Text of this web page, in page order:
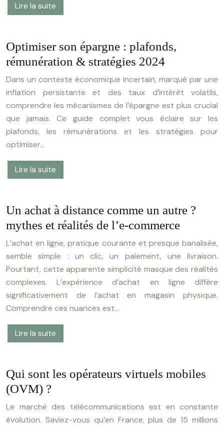
Lire la suite
Optimiser son épargne : plafonds,
rémunération & stratégies 2024
Dans un contexte économique incertain, marqué par une
inflation persistante et des taux d’intérêt volatils,
comprendre les mécanismes de l’épargne est plus crucial
que jamais. Ce guide complet vous éclaire sur les
plafonds, les rémunérations et les stratégies pour
optimiser…
Lire la suite
Un achat à distance comme un autre ?
mythes et réalités de l’e-commerce
L’achat en ligne, pratique courante et presque banalisée,
semble simple : un clic, un paiement, une livraison.
Pourtant, cette apparente simplicité masque des réalités
complexes. L’expérience d’achat en ligne diffère
significativement de l’achat en magasin physique.
Comprendre ces nuances est…
Lire la suite
Qui sont les opérateurs virtuels mobiles
(OVM) ?
Le marché des télécommunications est en constante
évolution. Saviez-vous qu’en France, plus de 15 millions